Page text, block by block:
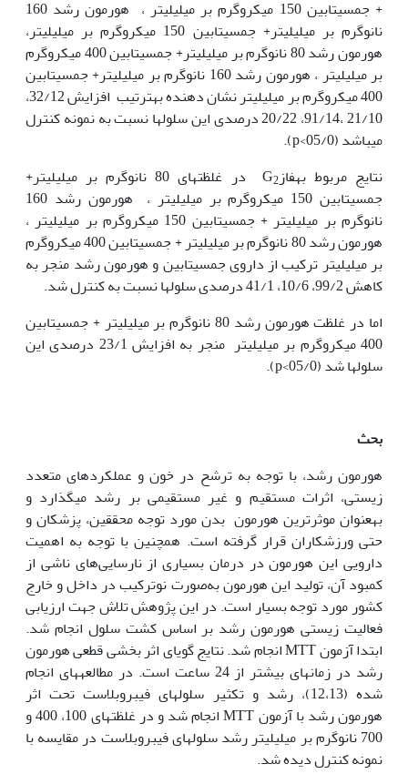
+ جمسیتابین 150 میکروگرم بر میلی‫لیتر ، هورمون رشد 160
نانوگرم بر میلی‫لیتر+ جمسیتابین 150 میکروگرم بر میلی‫لیتر،
هورمون رشد 80 نانوگرم بر میلی‫لیتر+ جمسیتابین 400 میکروگرم
بر میلی‫لیتر ، هورمون رشد 160 نانوگرم بر میلی‫لیتر+ جمسیتابین
400 میکروگرم بر میلی‏لیتر نشان دهنده به‏ترتیب افزایش 32/12،
21/10 ،91/14، 20/22 درصدی این سلول‏ها نسبت به نمونه کنترل
می‏باشد (05/0>p).
نتایج مربوط به‏فازG2
در غلظت‫های 80 نانوگرم بر میلی‫لیتر+
جمسیتابین 150 میکروگرم بر میلی‏لیتر ، هورمون رشد 160
نانوگرم بر میلی‫لیتر + جمسیتابین 150 میکروگرم بر میلی‏لیتر ،
هورمون رشد 80 نانوگرم بر میلی‫لیتر + جمسیتابین 400 میکروگرم
بر میلی‏لیتر ترکیب از داروی جمسیتابین و هورمون رشد منجر به
کاهش 99/2، 10/6، 41/1 درصدی سلول‏ها نسبت به کنترل شد.
اما در غلظت هورمون رشد 80 نانوگرم بر میلی‫لیتر + جمسیتابین
400 میکروگرم بر میلی‫لیتر منجر به‏ افزایش 23/1 درصدی این
سلول‏ها شد (05/0>p).
بحث
هورمون رشد، با توجه به ترشح در خون و عملکردهای متعدد
زیستی، اثرات مستقیم و غیر مستقیمی بر رشد می‏گذارد و
به‫عنوان موثرترین هورمون بدن مورد توجه محققین، پزشکان و
حتی ورزشکاران قرار گرفته است. همچنین با توجه به اهمیت
دارویی این هورمون در درمان بسیاری از نارسایی‌های ناشی از
کمبود آن، تولید این هورمون به‌صورت نوترکیب در داخل و خارج
کشور مورد توجه بسیار است. در این پژوهش تلاش جهت ارزیابی
فعالیت زیستی هورمون رشد بر اساس کشت سلول انجام شد.
ابتدا آزمون MTT انجام شد. نتایج گویای اثر بخشی قطعی هورمون
رشد در زمان‏های بیشتر از 24 ساعت است. در مطالعه‫های انجام
شده (12،13)، رشد و تکثیر سلول‫های فیبروبلاست تحت اثر
هورمون رشد با آزمون MTT انجام شد و در غلظت‫های 100، 400 و
700 نانوگرم بر میلی‏لیتر رشد سلول‏های فیبروبلاست در مقایسه با
نمونه کنترل دیده شد.